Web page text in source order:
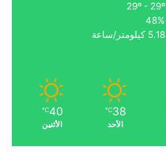
48%
5.18 كيلومتر/ساعة
38
℃
الأحد
40
℃
الأثنين